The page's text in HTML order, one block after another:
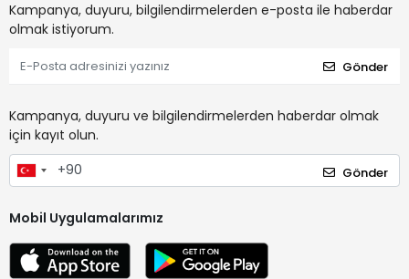
Kampanya, duyuru, bilgilendirmelerden e-posta ile haberdar
olmak istiyorum.
Gönder
Kampanya, duyuru ve bilgilendirmelerden haberdar olmak
için kayıt olun.
Gönder
Mobil Uygulamalarımız